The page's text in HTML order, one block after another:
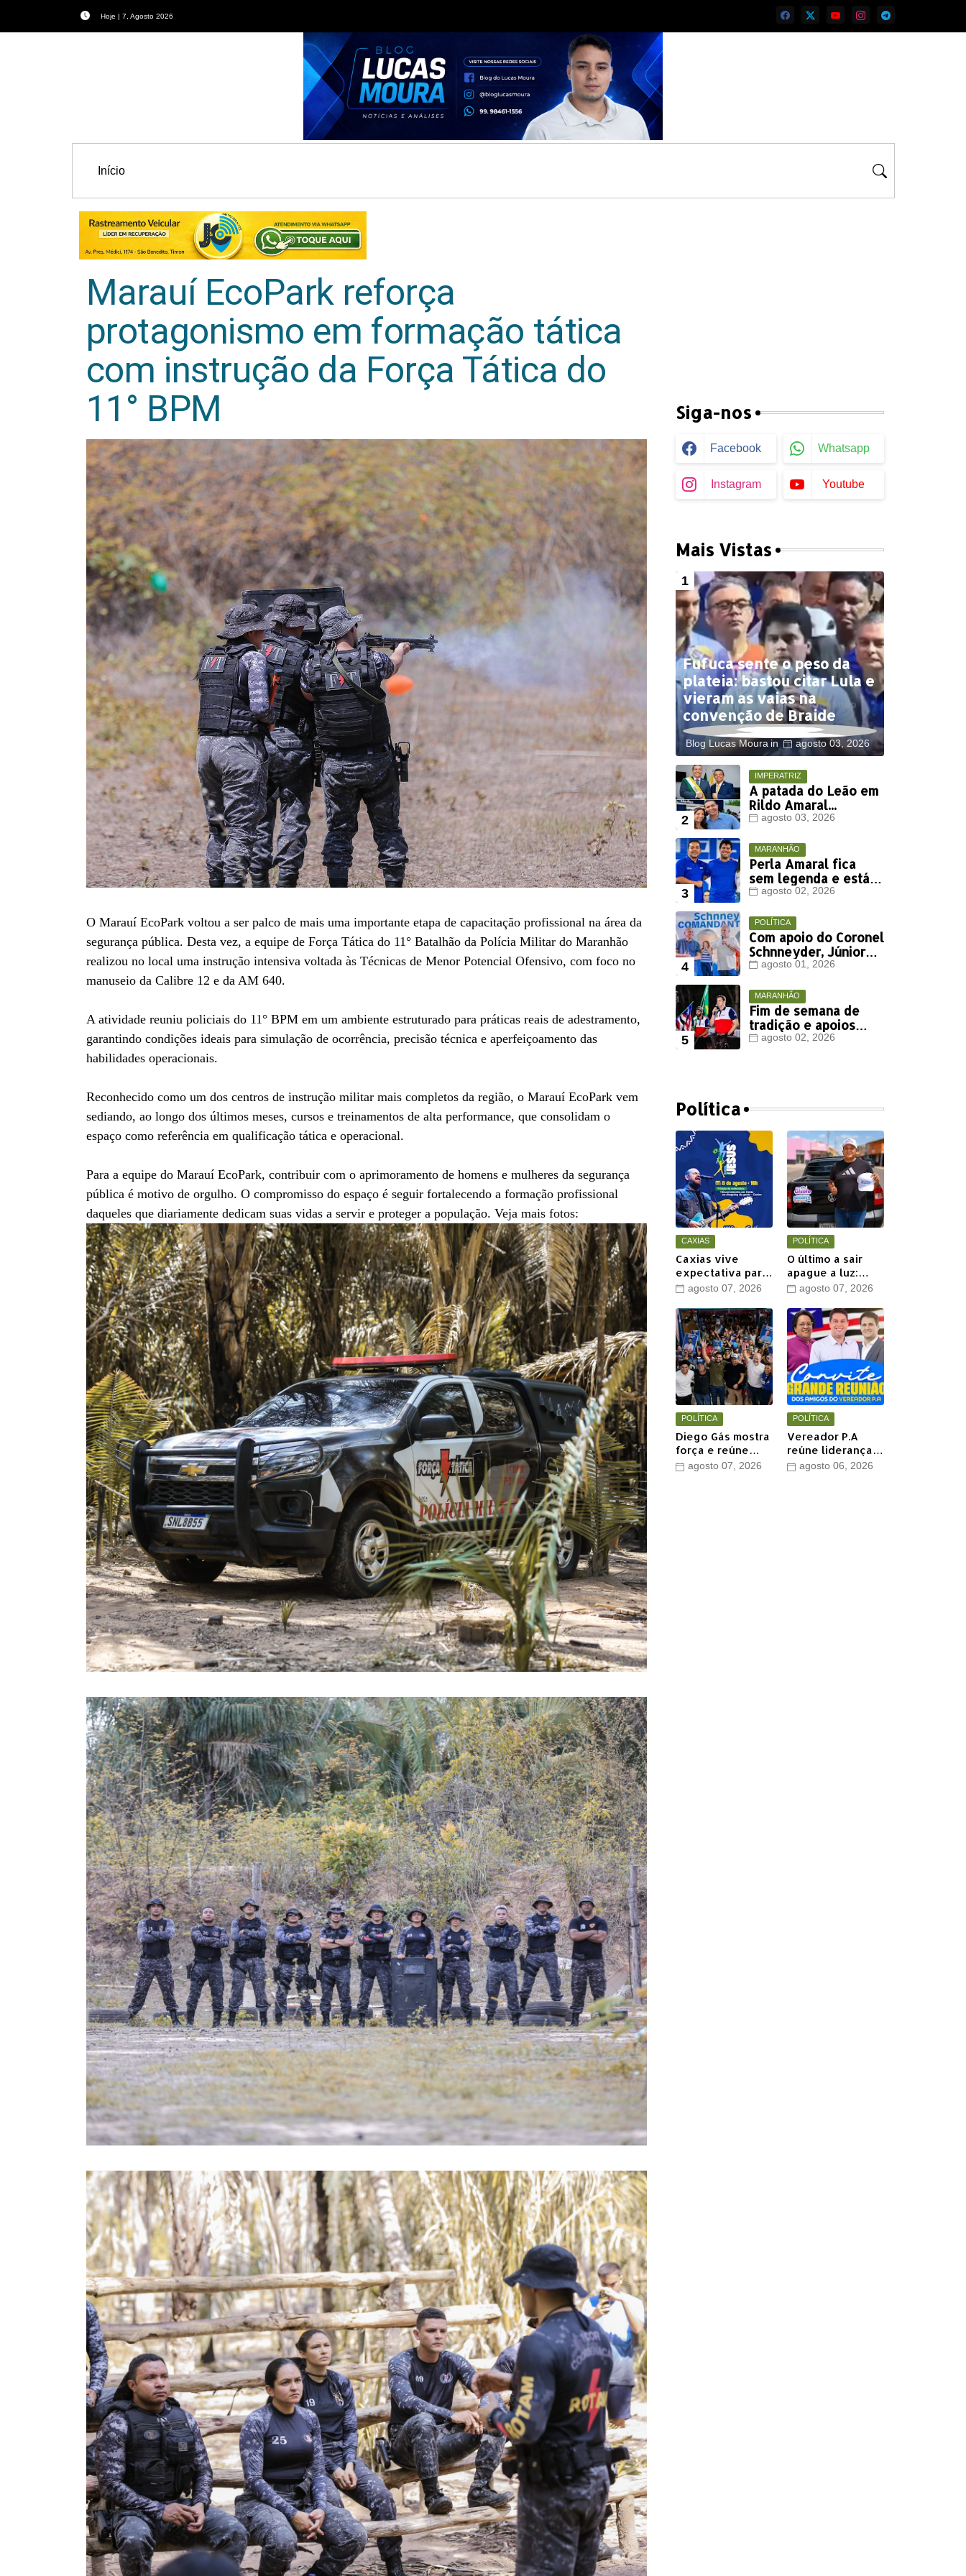
Hoje | 7, Agosto 2026
Início
Marauí EcoPark reforça
protagonismo em formação tática
com instrução da Força Tática do
11° BPM
O Marauí EcoPark voltou a ser palco de mais uma importante etapa de capacitação profissional na área da
segurança pública. Desta vez, a equipe de Força Tática do 11° Batalhão da Polícia Militar do Maranhão
realizou no local uma instrução intensiva voltada às Técnicas de Menor Potencial Ofensivo, com foco no
manuseio da Calibre 12 e da AM 640.
A atividade reuniu policiais do 11° BPM em um ambiente estruturado para práticas reais de adestramento,
garantindo condições ideais para simulação de ocorrência, precisão técnica e aperfeiçoamento das
habilidades operacionais.
Reconhecido como um dos centros de instrução militar mais completos da região, o Marauí EcoPark vem
sediando, ao longo dos últimos meses, cursos e treinamentos de alta performance, que consolidam o
espaço como referência em qualificação tática e operacional.
Para a equipe do Marauí EcoPark, contribuir com o aprimoramento de homens e mulheres da segurança
pública é motivo de orgulho. O compromisso do espaço é seguir fortalecendo a formação profissional
daqueles que diariamente dedicam suas vidas a servir e proteger a população. Veja mais fotos:
Siga-nos
Facebook Whatsapp
Instagram Youtube
Mais Vistas
Fufuca sente o peso da
plateia: bastou citar Lula e
vieram as vaias na
convenção de Braide
Blog Lucas Moura agosto 03, 2026
IMPERATRIZ
A patada do Leão em
Rildo Amaral...
agosto 03, 2026
MARANHÃO
Perla Amaral fica
sem legenda e está
fora da disputa
agosto 02, 2026
POLÍTICA
Com apoio do Coronel
Schnneyder, Júnior
Viana deve ter
em Timon
agosto 01, 2026
MARANHÃO
Fim de semana de
tradição e apoios
políticos marca
agosto 02, 2026
Política
CAXIAS
Caxias vive
expectativa para
a 20ª Marcha para
de Marcus Salles
agosto 07, 2026
POLÍTICA
O último a sair
apague a luz:
Henrique Jr.
aliado em Timon
agosto 07, 2026
POLÍTICA
Diego Gás mostra
força e reúne
multidão para
agosto 07, 2026
POLÍTICA
Vereador P.A
reúne lideranças
e apoiadores em
agosto 06, 2026